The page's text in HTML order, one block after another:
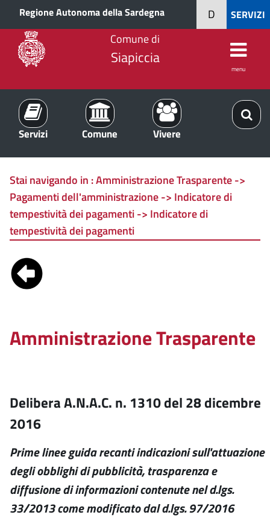
Regione Autonoma della Sardegna SERVIZI
D
Comune di
Siapiccia
menu
Servizi Comune Vivere
Stai navigando in :Amministrazione Trasparente ->
Pagamenti dell'amministrazione -> Indicatore di
tempestività dei pagamenti -> Indicatore di
tempestività dei pagamenti
Amministrazione Trasparente
Delibera A.N.A.C. n. 1310 del 28 dicembre
2016
Prime linee guida recanti indicazioni sull'attuazione
degli obblighi di pubblicità, trasparenza e
diffusione di informazioni contenute nel d.lgs.
33/2013 come modificato dal d.lgs. 97/2016